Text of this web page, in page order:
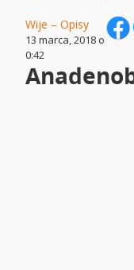
Wije – Opisy
13 marca, 2018 o
0:42